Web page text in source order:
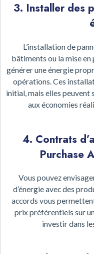
3. Installer des
L’installation de
bâtiments ou la mise en
générer une énergie
opérations. Ces
initial, mais elles peuvent
aux économies
4. Contrats
Purchase
Vous pouvez
d’énergie avec des
accords vous
prix préférentiels sur
investir dans